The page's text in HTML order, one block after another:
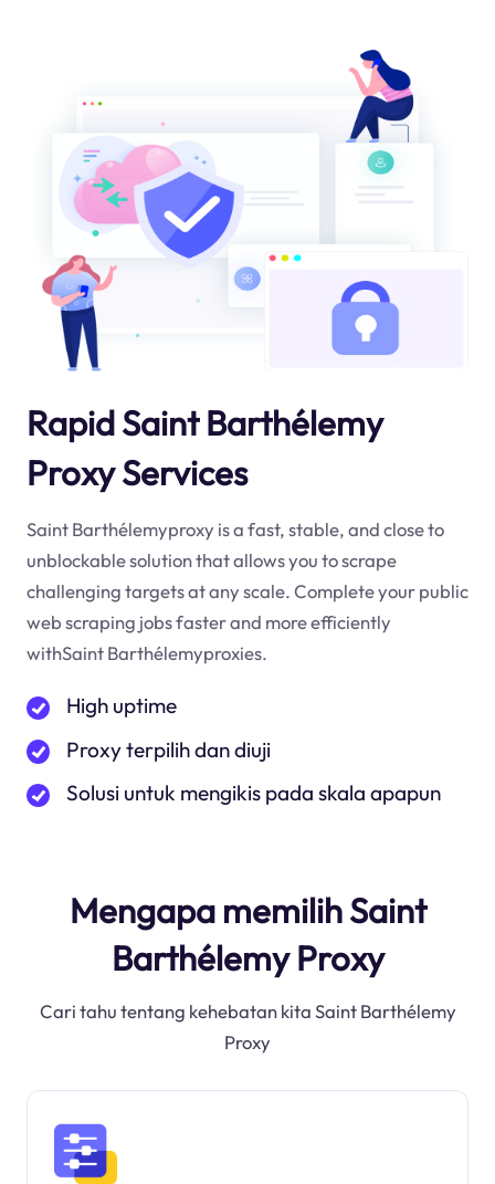
Rapid Saint Barthélemy
Proxy Services
Saint Barthélemyproxy is a fast, stable, and close to
unblockable solution that allows you to scrape
challenging targets at any scale. Complete your public
web scraping jobs faster and more efficiently
withSaint Barthélemyproxies.
High uptime
Proxy terpilih dan diuji
Solusi untuk mengikis pada skala apapun
Mengapa memilih Saint
Barthélemy Proxy
Cari tahu tentang kehebatan kita Saint Barthélemy
Proxy